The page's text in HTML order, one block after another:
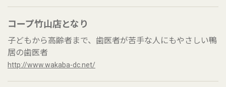
コープ竹山店となり
子どもから高齢者まで、歯医者が苦手な人にもやさしい鴨
居の歯医者
http://www.wakaba-dc.net/